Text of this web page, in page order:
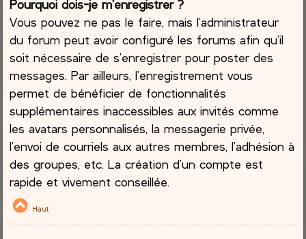
Pourquoi dois-je m’enregistrer ?
Vous pouvez ne pas le faire, mais l’administrateur
du forum peut avoir configuré les forums afin qu’il
soit nécessaire de s’enregistrer pour poster des
messages. Par ailleurs, l’enregistrement vous
permet de bénéficier de fonctionnalités
supplémentaires inaccessibles aux invités comme
les avatars personnalisés, la messagerie privée,
l’envoi de courriels aux autres membres, l’adhésion à
des groupes, etc. La création d’un compte est
rapide et vivement conseillée.
Haut